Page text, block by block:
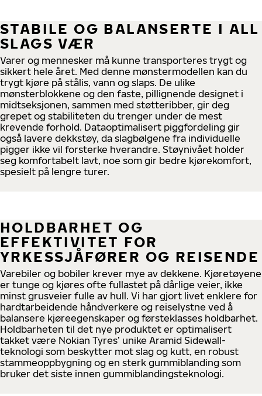
STABILE OG BALANSERTE I ALL
SLAGS VÆR
Varer og mennesker må kunne transporteres trygt og
sikkert hele året. Med denne mønstermodellen kan du
trygt kjøre på stålis, vann og slaps. De ulike
mønsterblokkene og den faste, pillignende designet i
midtseksjonen, sammen med støtteribber, gir deg
grepet og stabiliteten du trenger under de mest
krevende forhold. Dataoptimalisert piggfordeling gir
også lavere dekkstøy, da slagbølgene fra individuelle
pigger ikke vil forsterke hverandre. Støynivået holder
seg komfortabelt lavt, noe som gir bedre kjørekomfort,
spesielt på lengre turer.
HOLDBARHET OG
EFFEKTIVITET FOR
YRKESSJÅFØRER OG REISENDE
Varebiler og bobiler krever mye av dekkene. Kjøretøyene
er tunge og kjøres ofte fullastet på dårlige veier, ikke
minst grusveier fulle av hull. Vi har gjort livet enklere for
hardtarbeidende håndverkere og reiselystne ved å
balansere kjøreegenskaper og førsteklasses holdbarhet.
Holdbarheten til det nye produktet er optimalisert
takket være Nokian Tyres’ unike Aramid Sidewall-
teknologi som beskytter mot slag og kutt, en robust
stammeoppbygning og en sterk gummiblanding som
bruker det siste innen gummiblandingsteknologi.